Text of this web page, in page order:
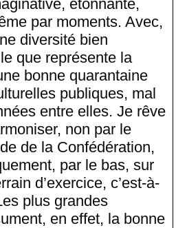
étonnante,
par moments. Avec,
diversité bien
que représente la
bonne quarantaine
publiques, mal
entre elles. Je rêve
non par le
de la Confédération,
par le bas, sur
d’exercice, c’est-à-
plus grandes
en effet, la bonne